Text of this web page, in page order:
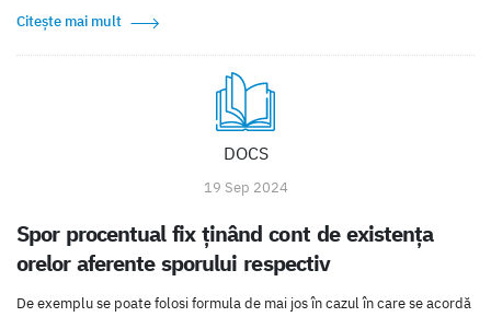
Citește mai mult
DOCS
19 Sep 2024
Spor procentual fix ținând cont de existența
orelor aferente sporului respectiv
De exemplu se poate folosi formula de mai jos în cazul în care se acordă